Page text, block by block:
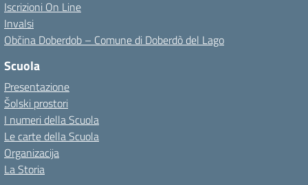
Iscrizioni On Line
Invalsi
Občina Doberdob – Comune di Doberdò del Lago
Scuola
Presentazione
Šolski prostori
I numeri della Scuola
Le carte della Scuola
Organizacija
La Storia